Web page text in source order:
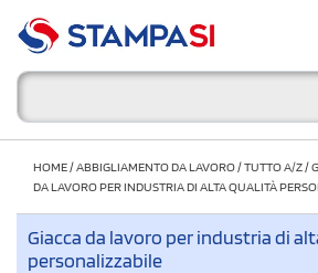
HOME/ABBIGLIAMENTO DA LAVORO/TUTTO A/Z/
DA LAVORO PER INDUSTRIA DI ALTA QUALITÀ
Giacca da lavoro per industria di
personalizzabile